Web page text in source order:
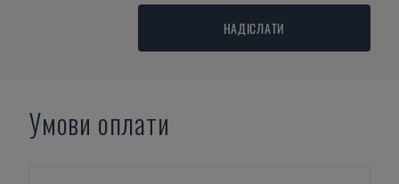
НАДІСЛАТИ
Умови оплати